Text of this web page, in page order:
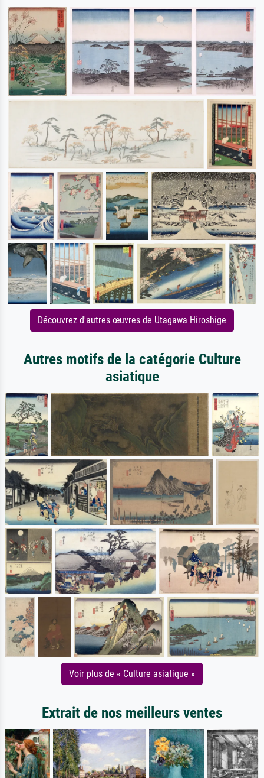
Découvrez d'autres œuvres de Utagawa Hiroshige
Autres motifs de la catégorie Culture
asiatique
Voir plus de « Culture asiatique »
Extrait de nos meilleurs ventes